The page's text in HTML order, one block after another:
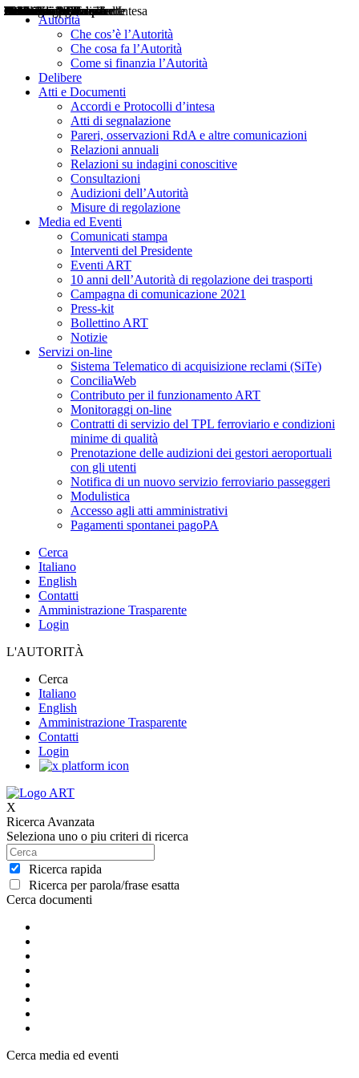
Autorità
Che cos’è l’Autorità
Che cosa fa l’Autorità
Come si finanzia l’Autorità
Delibere
Atti e Documenti
Accordi e Protocolli d’intesa
Atti di segnalazione
Pareri, osservazioni RdA e altre comunicazioni
Relazioni annuali
Relazioni su indagini conoscitive
Consultazioni
Audizioni dell’Autorità
Misure di regolazione
Media ed Eventi
Comunicati stampa
Interventi del Presidente
Eventi ART
10 anni dell’Autorità di regolazione dei trasporti
Campagna di comunicazione 2021
Press-kit
Bollettino ART
Notizie
Servizi on-line
Sistema Telematico di acquisizione reclami (SiTe)
ConciliaWeb
Contributo per il funzionamento ART
Monitoraggi on-line
Contratti di servizio del TPL ferroviario e condizioni
minime di qualità
Prenotazione delle audizioni dei gestori aeroportuali
con gli utenti
Notifica di un nuovo servizio ferroviario passeggeri
Modulistica
Accesso agli atti amministrativi
Pagamenti spontanei pagoPA
Cerca
Italiano
English
Contatti
Amministrazione Trasparente
Login
L'AUTORITÀ
Cerca
Italiano
English
Amministrazione Trasparente
Contatti
Login
X
Ricerca Avanzata
Seleziona uno o piu criteri di ricerca
Ricerca rapida
Ricerca per parola/frase esatta
Cerca documenti
Delibere
Pareri
Consultazioni
Audizioni
Atti di Segnalazione
Accordi e Protocolli d'Intesa
Relazioni annuali
Misure di regolazione
Cerca media ed eventi
Notizie
Comunicati Stampa
Bollettini ART
Convegni ART
Interviste del Presidente
Articoli in primo piano
Interventi del Presidente
2004
2005
2010
2013
2014
2015
2016
2017
2018
2019
202
2020
2021
2022
2023
2024
2025
2026
Aereo
Marittimo
Terrestre